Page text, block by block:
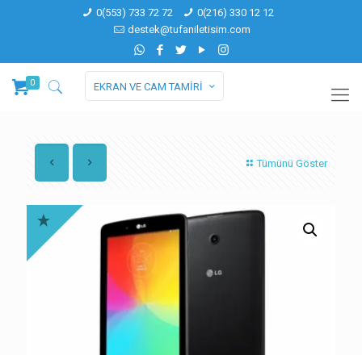
0(553) 733 72 72
0(216) 330 12 12
destek@tufaniletisim.com
0 EKRAN VE CAM TAMİRİ
Tümünü Göster